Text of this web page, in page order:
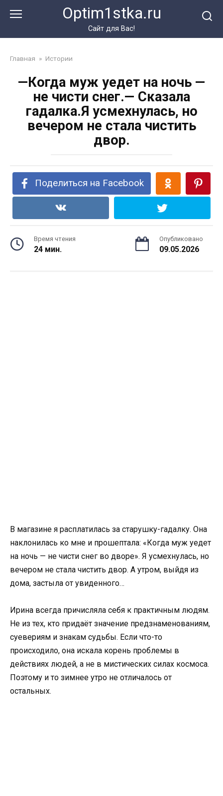
Optim1stka.ru
Сайт для Вас!
Главная » Истории
—Когда муж уедет на ночь —
не чисти снег.— Сказала
гадалка.Я усмехнулась, но
вечером не стала чистить
двор.
Поделиться на Facebook
Время чтения
24 мин.
Опубликовано
09.05.2026
В магазине я расплатилась за старушку-гадалку. Она
наклонилась ко мне и прошептала: «Когда муж уедет
на ночь — не чисти снег во дворе». Я усмехнулась, но
вечером не стала чистить двор. А утром, выйдя из
дома, застыла от увиденного…
Ирина всегда причисляла себя к практичным людям.
Не из тех, кто придаёт значение предзнаменованиям,
суевериям и знакам судьбы. Если что-то
происходило, она искала корень проблемы в
действиях людей, а не в мистических силах космоса.
Поэтому и то зимнее утро не отличалось от
остальных.